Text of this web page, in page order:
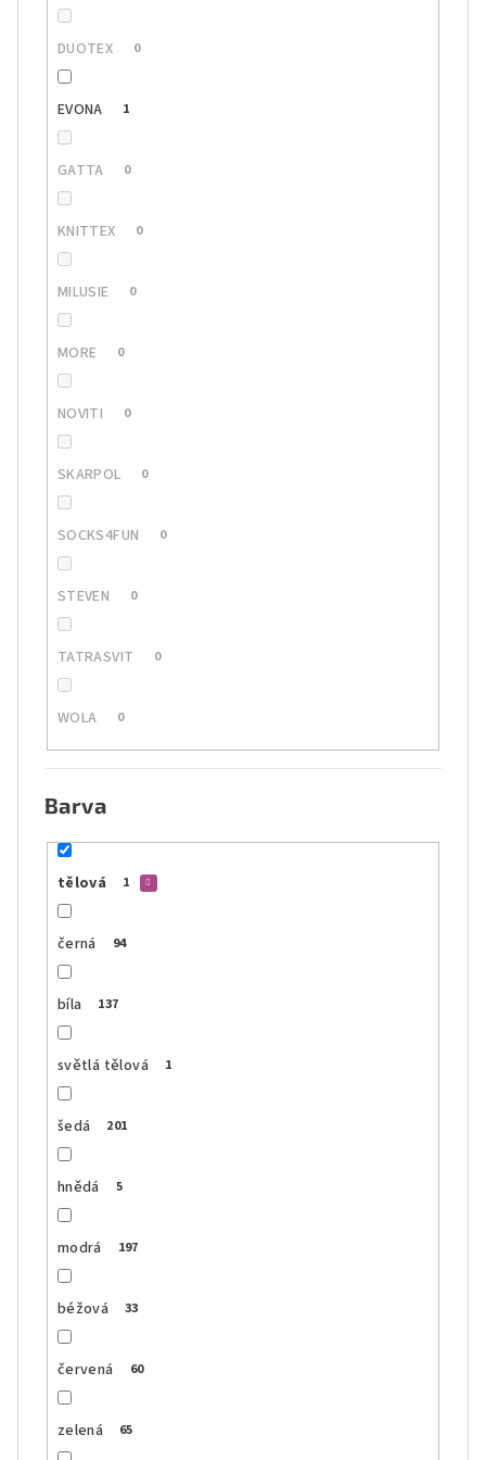
DUOTEX 0
EVONA 1
GATTA 0
KNITTEX 0
MILUSIE 0
MORE 0
NOVITI 0
SKARPOL 0
SOCKS4FUN 0
STEVEN 0
TATRASVIT 0
WOLA 0
Barva
tělová 1
černá 94
bíla 137
světlá tělová 1
šedá 201
hnědá 5
modrá 197
béžová 33
červená 60
zelená 65